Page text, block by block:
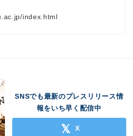
index.html
SNSでも最新のプレスリリース情
報をいち早く配信中
X